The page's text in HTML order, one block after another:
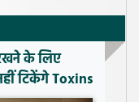
के लिए
टिकेंगे Toxins